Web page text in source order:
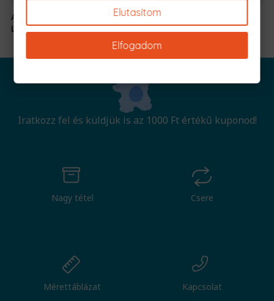
A Kapitány kicsi
Lánya
5990 Ft-
tól
A Kapitány kicsi
Fia
tól
Iratkozz fel és küldjük is az 1000 Ft értékű kuponod!
Nagy tétel Csere
Mérettáblázat Kapcsolat
Elutasítom
Elfogadom